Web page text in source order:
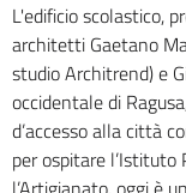
L'edificio scolastico,
architetti Gaetano
studio Architrend) e
occidentale di
d’accesso alla città
per ospitare l’Istituto